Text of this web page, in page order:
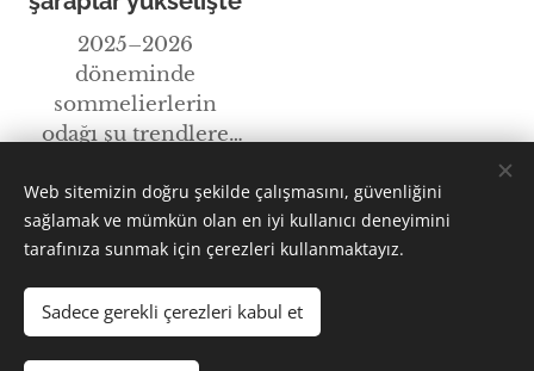
2025–2026
döneminde
sommelierlerin
odağı şu trendlere
Daha yeni gönderiler
Çerezler
Web sitemizin doğru şekilde çalışmasını, güvenliğini
sağlamak ve mümkün olan en iyi kullanıcı deneyimini
tarafınıza sunmak için çerezleri kullanmaktayız.
Sadece gerekli çerezleri kabul et